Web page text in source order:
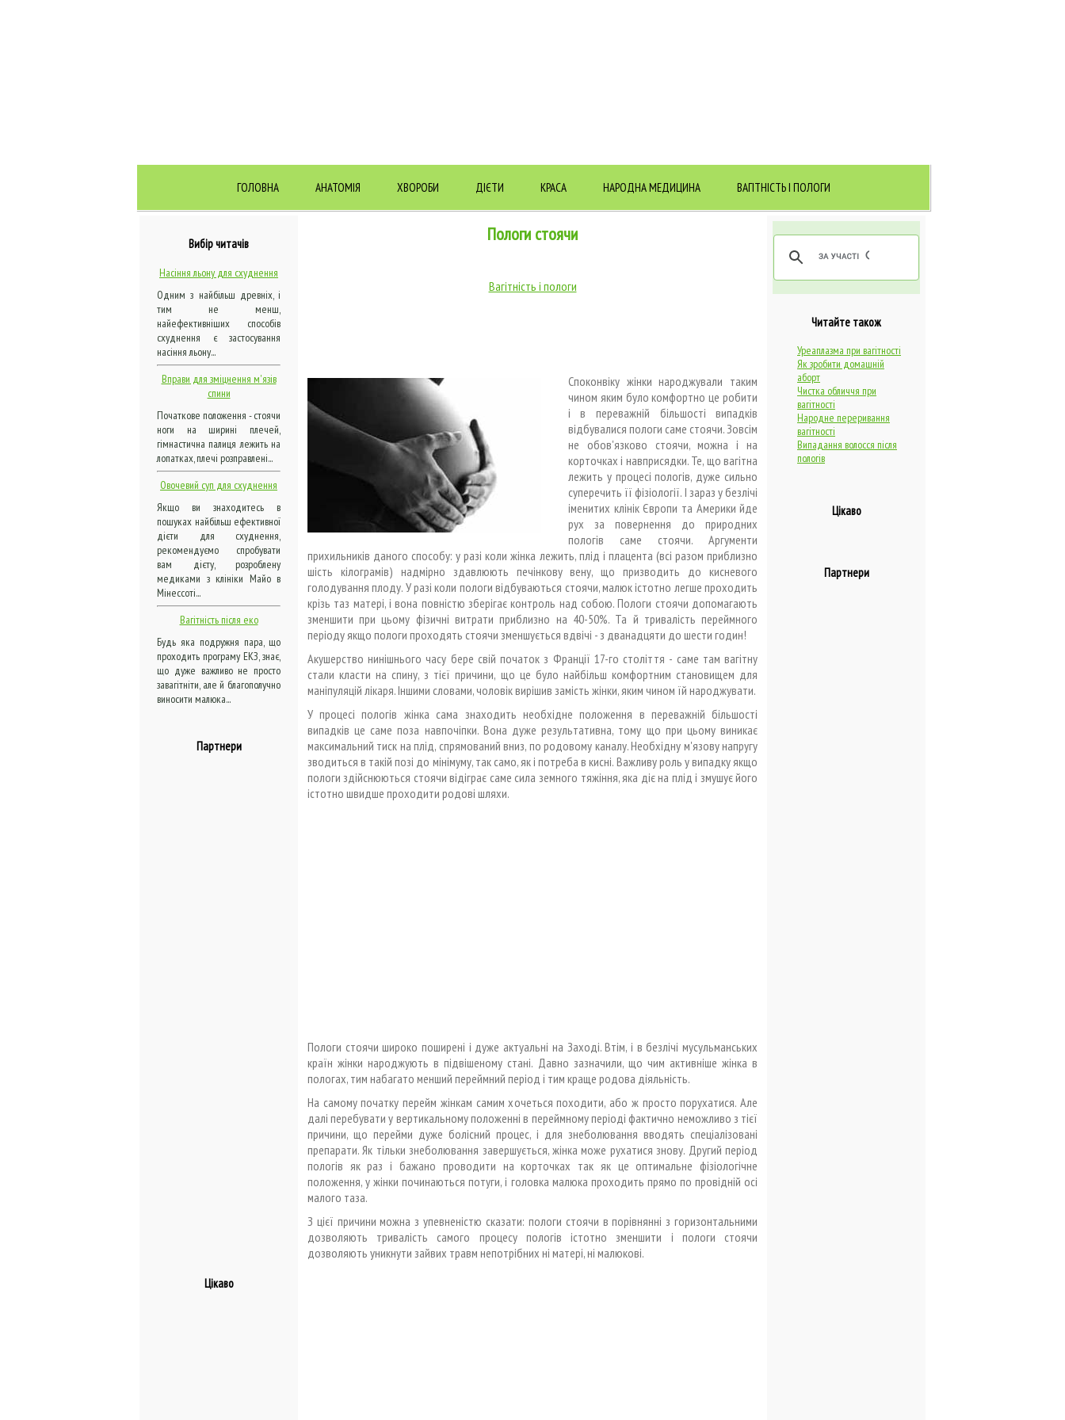
ГОЛОВНА АНАТОМІЯ ХВОРОБИ ДІЄТИ КРАСА НАРОДНА МЕДИЦИНА ВАГІТНІСТЬ І ПОЛОГИ
Вибір читачів
Насіння льону для схуднення
Одним з найбільш древніх, і
тим не менш,
найефективніших способів
схуднення є застосування
насіння льону...
Вправи для зміцнення м'язів
спини
Початкове положення - стоячи
ноги на ширині плечей,
гімнастична палиця лежить на
лопатках, плечі розправлені...
Овочевий суп для схуднення
Якщо ви знаходитесь в
пошуках найбільш ефективної
дієти для схуднення,
рекомендуємо спробувати
вам дієту, розроблену
медиками з клініки Майо в
Мінессоті...
Вагітність після еко
Будь яка подружня пара, що
проходить програму ЕКЗ, знає,
що дуже важливо не просто
завагітніти, але й благополучно
виносити малюка...
Партнери
Цікаво
Пологи стоячи
Вагітність і пологи
Споконвіку жінки народжували таким
чином яким було комфортно це робити
і в переважній більшості випадків
відбувалися пологи саме стоячи. Зовсім
не обов'язково стоячи, можна і на
корточках і навприсядки. Те, що вагітна
лежить у процесі пологів, дуже сильно
суперечить її фізіології. І зараз у безлічі
іменитих клінік Європи та Америки йде
рух за повернення до природних
пологів саме стоячи. Аргументи
прихильників даного способу: у разі коли жінка лежить, плід і плацента (всі разом приблизно
шість кілограмів) надмірно здавлюють печінкову вену, що призводить до кисневого
голодування плоду. У разі коли пологи відбуваються стоячи, малюк істотно легше проходить
крізь таз матері, і вона повністю зберігає контроль над собою. Пологи стоячи допомагають
зменшити при цьому фізичні витрати приблизно на 40-50%. Та й тривалість переймного
періоду якщо пологи проходять стоячи зменшується вдвічі - з дванадцяти до шести годин!
Акушерство нинішнього часу бере свій початок з Франції 17-го століття - саме там вагітну
стали класти на спину, з тієї причини, що це було найбільш комфортним становищем для
маніпуляцій лікаря. Іншими словами, чоловік вирішив замість жінки, яким чином їй народжувати.
У процесі пологів жінка сама знаходить необхідне положення в переважній більшості
випадків це саме поза навпочіпки. Вона дуже результативна, тому що при цьому виникає
максимальний тиск на плід, спрямований вниз, по родовому каналу. Необхідну м'язову напругу
зводиться в такій позі до мінімуму, так само, як і потреба в кисні. Важливу роль у випадку якщо
пологи здійснюються стоячи відіграє саме сила земного тяжіння, яка діє на плід і змушує його
істотно швидше проходити родові шляхи.
Пологи стоячи широко поширені і дуже актуальні на Заході. Втім, і в безлічі мусульманських
країн жінки народжують в підвішеному стані. Давно зазначили, що чим активніше жінка в
пологах, тим набагато менший переймний період і тим краще родова діяльність.
На самому початку перейм жінкам самим хочеться походити, або ж просто порухатися. Але
далі перебувати у вертикальному положенні в переймному періоді фактично неможливо з тієї
причини, що перейми дуже болісний процес, і для знеболювання вводять спеціалізовані
препарати. Як тільки знеболювання завершується, жінка може рухатися знову. Другий період
пологів як раз і бажано проводити на корточках так як це оптимальне фізіологічне
положення, у жінки починаються потуги, і головка малюка проходить прямо по провідній осі
малого таза.
З цієї причини можна з упевненістю сказати: пологи стоячи в порівнянні з горизонтальними
дозволяють тривалість самого процесу пологів істотно зменшити і пологи стоячи
дозволяють уникнути зайвих травм непотрібних ні матері, ні малюкові.
Читайте також
Уреаплазма при вагітності
Як зробити домашній
аборт
Чистка обличчя при
вагітності
Народне переривання
вагітності
Випадання волосся після
пологів
Цікаво
Партнери